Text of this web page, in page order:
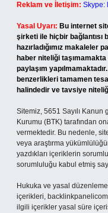
Reklam ve İletişim: Skype:
Yasal Uyarı: Bu internet
şirketi ile hiçbir bağlantısı
hazırladığımız makaleler
haber niteliği
paylaşım
benzerlikleri tamamen
halindedir ve tavsiye
Sitemiz, 5651 Sayılı
Kurumu (BTK) tarafından
vermektedir. Bu nedenle,
veya araştırma
yazdıkları içeriklerin
sorumluluğu kabul etmiş
Hukuka ve yasal
içerikleri,
ilgili içerikler yasal süre